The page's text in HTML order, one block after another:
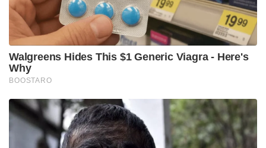
വ്യത്യസ്ത പരിസ്ഥിതിയിൽ ജീവിക്കുന്നത് ആളുകളുടെ
കേൾവിശക്തിയിൽ പരിണാമം വരുത്തിയിട്ടുണ്ടെന്നും
?ഗവേഷകർ കണ്ടെത്തി. ജീവിക്കുന്ന സ്ഥലം കേൾവി
രീതിയെ മാറ്റുമെന്ന് പഠനത്തിൽ പറയുന്നു. ഉയർന്ന
പ്രദേശങ്ങളിൽ ഓക്‌സിജന്റെ അളവു
കുറവായതിനാൽ അവിടെ ജീവിക്കുന്ന ആളുകൾക്ക്
കേൾവി ശക്തി പൊതുവെ കുറവായിരിക്കും. എന്നാൽ
വനമേഖലയിൽ താമസമാക്കിയവർക്ക് ഉയർന്ന
കേൾവിശക്തിയാണെന്നും കണ്ടെത്തി.